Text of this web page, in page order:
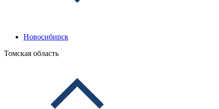
Новосибирск
Томская область